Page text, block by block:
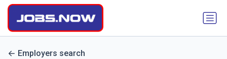
Employers search